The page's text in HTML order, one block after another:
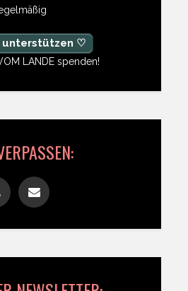
unterstützen ♡
LANDE spenden!